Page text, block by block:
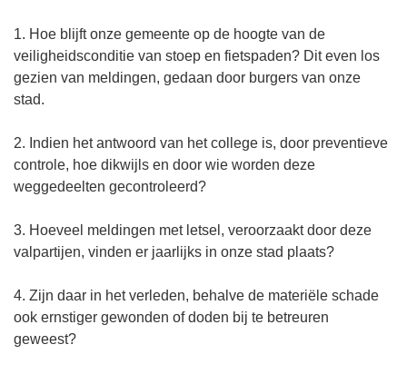
1. Hoe blijft onze gemeente op de hoogte van de
veiligheidsconditie van stoep en fietspaden? Dit even los
gezien van meldingen, gedaan door burgers van onze
stad.
2. Indien het antwoord van het college is, door preventieve
controle, hoe dikwijls en door wie worden deze
weggedeelten gecontroleerd?
3. Hoeveel meldingen met letsel, veroorzaakt door deze
valpartijen, vinden er jaarlijks in onze stad plaats?
4. Zijn daar in het verleden, behalve de materiële schade
ook ernstiger gewonden of doden bij te betreuren
geweest?